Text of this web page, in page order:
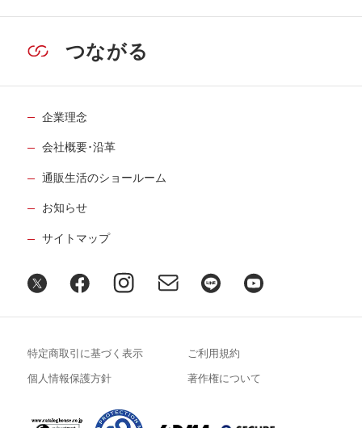
つながる
企業理念
会社概要･沿革
通販生活のショールーム
お知らせ
サイトマップ
特定商取引に基づく表示 ご利用規約
個人情報保護方針 著作権について